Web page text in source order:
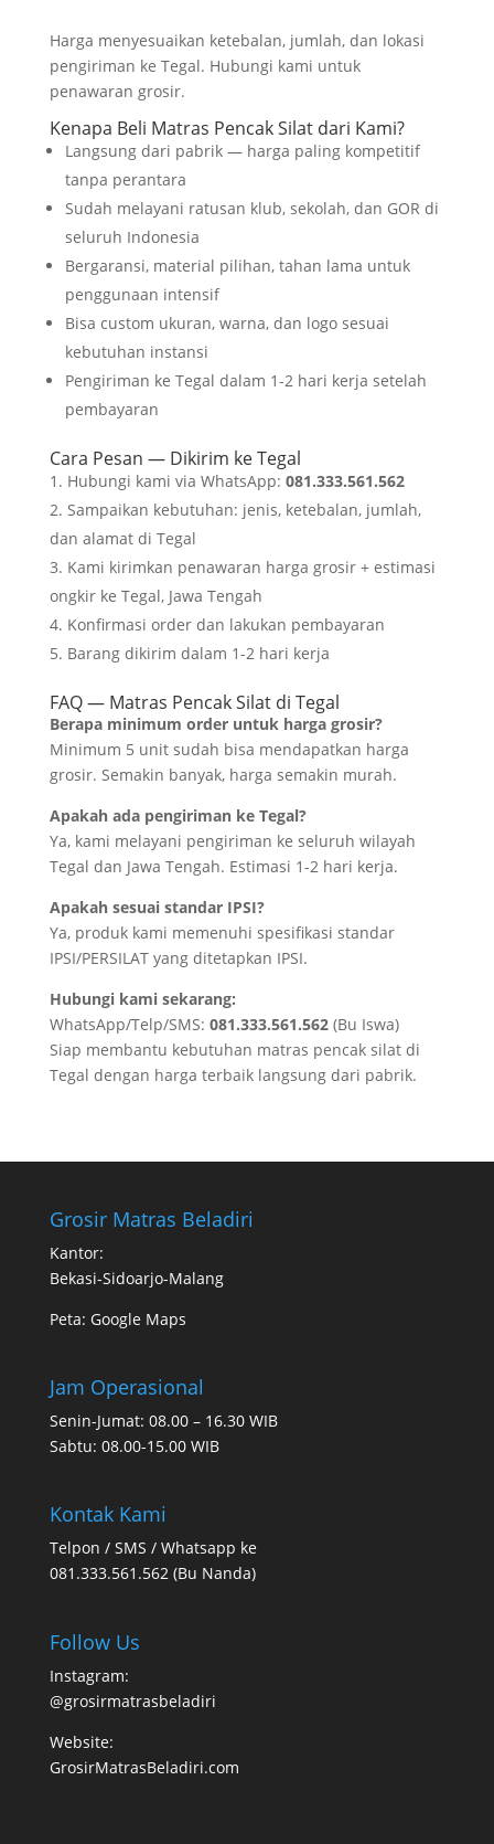
Harga menyesuaikan ketebalan, jumlah, dan lokasi
pengiriman ke Tegal. Hubungi kami untuk
penawaran grosir.
Kenapa Beli Matras Pencak Silat dari Kami?
Langsung dari pabrik — harga paling kompetitif
tanpa perantara
Sudah melayani ratusan klub, sekolah, dan GOR di
seluruh Indonesia
Bergaransi, material pilihan, tahan lama untuk
penggunaan intensif
Bisa custom ukuran, warna, dan logo sesuai
kebutuhan instansi
Pengiriman ke Tegal dalam 1-2 hari kerja setelah
pembayaran
Cara Pesan — Dikirim ke Tegal
Hubungi kami via WhatsApp: 081.333.561.562
Sampaikan kebutuhan: jenis, ketebalan, jumlah,
dan alamat di Tegal
Kami kirimkan penawaran harga grosir + estimasi
ongkir ke Tegal, Jawa Tengah
Konfirmasi order dan lakukan pembayaran
Barang dikirim dalam 1-2 hari kerja
FAQ — Matras Pencak Silat di Tegal
Berapa minimum order untuk harga grosir?
Minimum 5 unit sudah bisa mendapatkan harga
grosir. Semakin banyak, harga semakin murah.
Apakah ada pengiriman ke Tegal?
Ya, kami melayani pengiriman ke seluruh wilayah
Tegal dan Jawa Tengah. Estimasi 1-2 hari kerja.
Apakah sesuai standar IPSI?
Ya, produk kami memenuhi spesifikasi standar
IPSI/PERSILAT yang ditetapkan IPSI.
Hubungi kami sekarang:
WhatsApp/Telp/SMS: 081.333.561.562(Bu Iswa)
Siap membantu kebutuhan matras pencak silat di
Tegal dengan harga terbaik langsung dari pabrik.
Grosir Matras Beladiri
Kantor:
Bekasi-Sidoarjo-Malang
Peta: Google Maps
Jam Operasional
Senin-Jumat: 08.00 – 16.30 WIB
Sabtu: 08.00-15.00 WIB
Kontak Kami
Telpon / SMS / Whatsapp ke
081.333.561.562 (Bu Nanda)
Follow Us
Instagram:
@grosirmatrasbeladiri
Website:
GrosirMatrasBeladiri.com